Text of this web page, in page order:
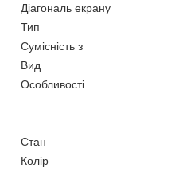
Діагональ екрану
Тип
Сумісність з
Вид
Особливості
Стан
Колір